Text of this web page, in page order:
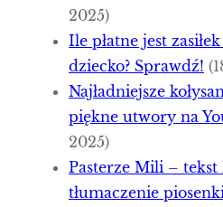
2025)
Ile płatne jest
dziecko? Sprawdź!
Najładniejsze
piękne utwory na
2025)
Pasterze Mili – tekst
tłumaczenie piosenki